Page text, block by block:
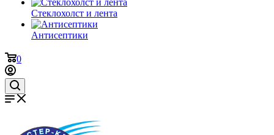
Стеклохолст и лента
Антисептики
0